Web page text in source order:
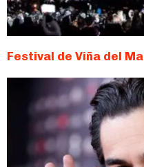
Festival de Viña del